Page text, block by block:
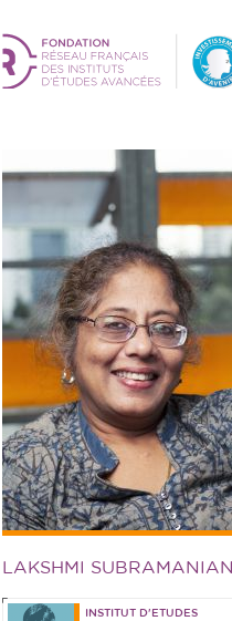
LAKSHMI SUBRAMANIAN
INSTITUT D'ETUDES